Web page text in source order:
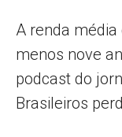
A renda
menos nove
podcast do
Brasileiros